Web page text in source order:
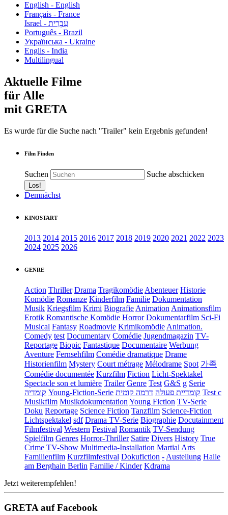
English - English
Français - France
עִבְרִית - Israel
Português - Brazil
Українська - Ukraine
Englis - India
Multilingual
Aktuelle Filme
für Alle
mit GRETA
Es wurde für die Suche nach "Trailer" kein Ergebnis gefunden!
Film Finden
Suchen Suche abschicken
Demnächst
KINOSTART
2013 2014 2015 2016 2017 2018 2019 2020 2021 2022 2023
2024 2025 2026
GENRE
Action Thriller Drama Tragikomödie Abenteuer Historie
Komödie Romanze Kinderfilm Familie Dokumentation
Musik Kriegsfilm Krimi Biografie Animation Animationsfilm
Erotik Romantische Komödie Horror Dokumentarfilm Sci-Fi
Musical Fantasy Roadmovie Krimikomödie Animation.
Comedy test Documentary Comédie Jugendmagazin TV-
Reportage Biopic Fantastique Documentaire Werbung
Aventure Fernsehfilm Comédie dramatique Drame
Historienfilm Mystery Court métrage Mélodrame Spot 가족
Comédie documentée Kurzfilm Fiction Licht-Spektakel
Spectacle son et lumière Trailer Genre Test G&S g Serie
קומדיה Young-Fiction-Serie קומדיית פעולה דרמה קומית
Test c
Musikfilm Musikdokumentation Young Fiction TV-Serie
Doku Reportage Science Fiction Tanzfilm Science-Fiction
Lichtspektakel sdf Drama TV-Serie Biographie Docutainment
Filmfestival Western Festival Romantik TV-Sendung
Spielfilm Genres Horror-Thriller Satire Divers History True
Crime TV-Show Multimedia-Installation Martial Arts
Familienfilm Kurzfilmfestival Dokufiction - Austellung Halle
am Berghain Berlin Familie / Kinder Kdrama
Jetzt weiterempfehlen!
GRETA auf Facebook